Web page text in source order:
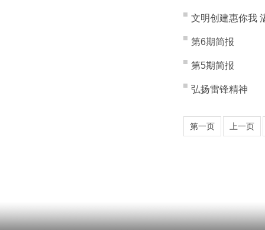
文明创建惠你我
第6期简报
第5期简报
弘扬雷锋精神
第一页 上一页